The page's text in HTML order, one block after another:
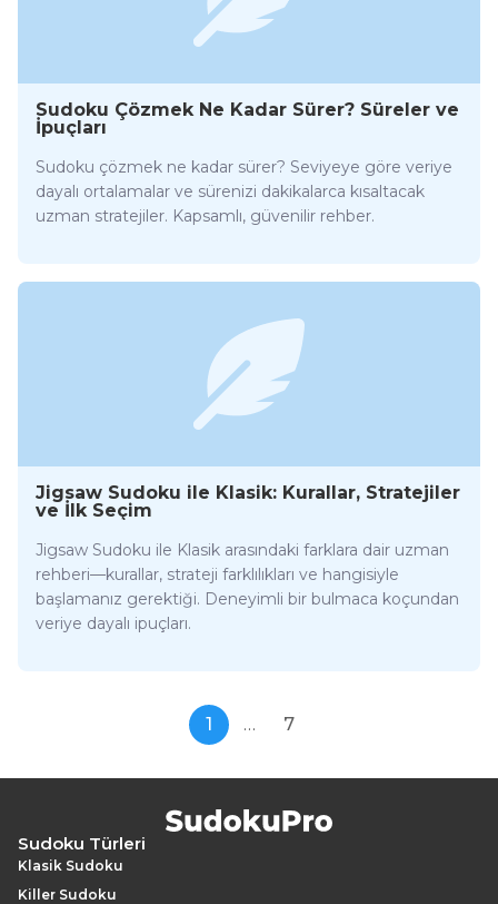
Sudoku Çözmek Ne Kadar Sürer? Süreler ve
İpuçları
Sudoku çözmek ne kadar sürer? Seviyeye göre veriye
dayalı ortalamalar ve sürenizi dakikalarca kısaltacak
uzman stratejiler. Kapsamlı, güvenilir rehber.
Jigsaw Sudoku ile Klasik: Kurallar, Stratejiler
ve İlk Seçim
Jigsaw Sudoku ile Klasik arasındaki farklara dair uzman
rehberi—kurallar, strateji farklılıkları ve hangisiyle
başlamanız gerektiği. Deneyimli bir bulmaca koçundan
veriye dayalı ipuçları.
1 … 7
Sudoku Türleri
Klasik Sudoku
Killer Sudoku